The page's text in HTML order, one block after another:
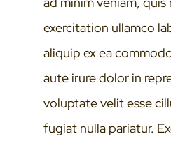
exercitation ullamco
aliquip ex ea
aute irure dolor in
voluptate velit esse
fugiat nulla pariatur.